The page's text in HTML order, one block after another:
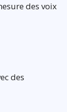
des voix
des